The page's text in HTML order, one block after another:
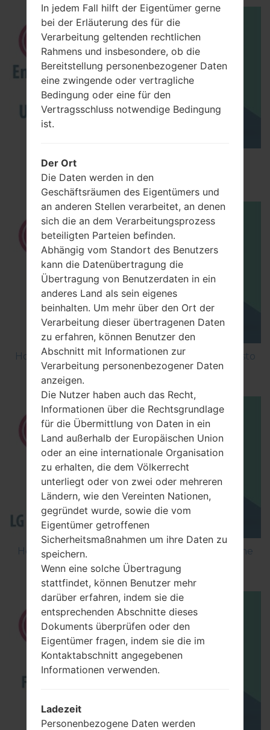
How to Enable Developer Options & USB
Debugging on LG ?
How to Factory Reset through menu on LG Aristo
MS210?
How to Flash Stock Firmware on LG Smartphone
using LG Flash Tool 2014?
In jedem Fall hilft der Eigentümer gerne
bei der Erläuterung des für die
Verarbeitung geltenden rechtlichen
Rahmens und insbesondere, ob die
Bereitstellung personenbezogener Daten
eine zwingende oder vertragliche
Bedingung oder eine für den
Vertragsschluss notwendige Bedingung
ist.
Der Ort
Die Daten werden in den
Geschäftsräumen des Eigentümers und
an anderen Stellen verarbeitet, an denen
sich die an dem Verarbeitungsprozess
beteiligten Parteien befinden.
Abhängig vom Standort des Benutzers
kann die Datenübertragung die
Übertragung von Benutzerdaten in ein
anderes Land als sein eigenes
beinhalten. Um mehr über den Ort der
Verarbeitung dieser übertragenen Daten
zu erfahren, können Benutzer den
Abschnitt mit Informationen zur
Verarbeitung personenbezogener Daten
anzeigen.
Die Nutzer haben auch das Recht,
Informationen über die Rechtsgrundlage
für die Übermittlung von Daten in ein
Land außerhalb der Europäischen Union
oder an eine internationale Organisation
zu erhalten, die dem Völkerrecht
unterliegt oder von zwei oder mehreren
Ländern, wie den Vereinten Nationen,
gegründet wurde, sowie die vom
Eigentümer getroffenen
Sicherheitsmaßnahmen um ihre Daten zu
speichern.
Wenn eine solche Übertragung
stattfindet, können Benutzer mehr
darüber erfahren, indem sie die
entsprechenden Abschnitte dieses
Dokuments überprüfen oder den
Eigentümer fragen, indem sie die im
Kontaktabschnitt angegebenen
Informationen verwenden.
Ladezeit
Personenbezogene Daten werden